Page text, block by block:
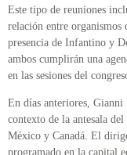
Este tipo de reuniones
relación entre organismos
presencia de Infantino y
ambos cumplirán una
en las sesiones del
En días anteriores,
contexto de la antesala
México y Canadá. El
programado en la capital